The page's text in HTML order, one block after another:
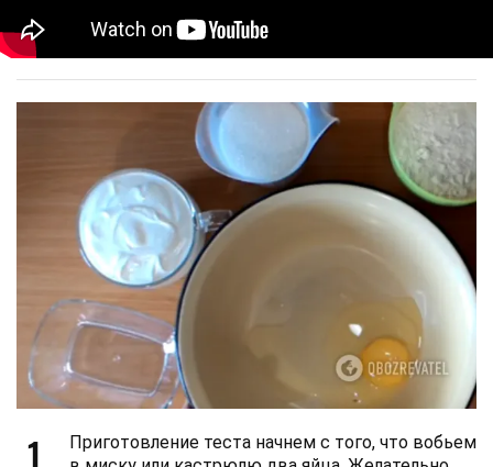
1
Приготовление теста начнем с того, что вобьем